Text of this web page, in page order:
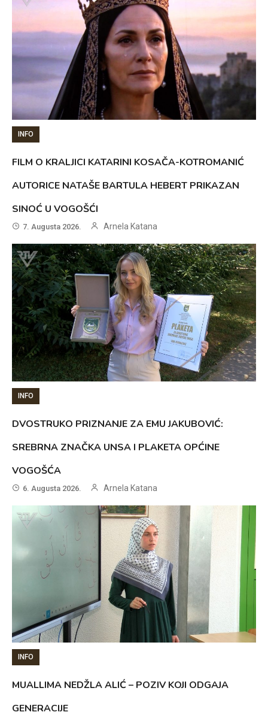
INFO
FILM O KRALJICI KATARINI KOSAČA-KOTROMANIĆ
AUTORICE NATAŠE BARTULA HEBERT PRIKAZAN
SINOĆ U VOGOŠĆI
7. Augusta 2026. Arnela Katana
INFO
DVOSTRUKO PRIZNANJE ZA EMU JAKUBOVIĆ:
SREBRNA ZNAČKA UNSA I PLAKETA OPĆINE
VOGOŠĆA
6. Augusta 2026. Arnela Katana
INFO
MUALLIMA NEDŽLA ALIĆ – POZIV KOJI ODGAJA
GENERACIJE